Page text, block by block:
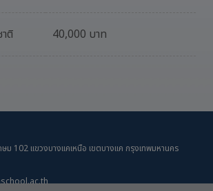
ติ 40,000 บาท
ม 102 แขวงบางแคเหนือ เขตบางแค กรุงเทพมหานคร